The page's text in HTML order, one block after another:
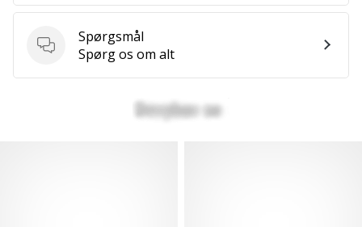
Spørgsmål
Spørgsmål
Spørg os om alt